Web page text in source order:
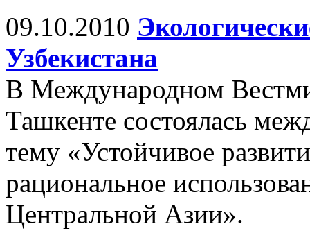
09.10.2010
Узбекистана
В Международном
Ташкенте состоялась
тему «Устойчивое
рациональное
Центральной Азии».